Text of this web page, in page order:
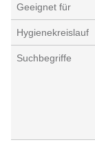
Geeignet für
Hygienekreislauf
Suchbegriffe